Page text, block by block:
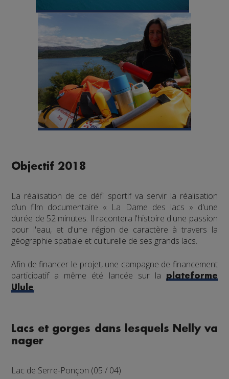
Objectif 2018
La réalisation de ce défi sportif va servir la réalisation
d’un film documentaire « La Dame des lacs » d'une
durée de 52 minutes. Il racontera l'histoire d'une passion
pour l'eau, et d'une région de caractère à travers la
géographie spatiale et culturelle de ses grands lacs.
Afin de financer le projet, une campagne de financement
participatif a même été lancée sur la
plateforme
Ulule.
Lacs et gorges dans lesquels Nelly va
nager
Lac de Serre-Ponçon (05 / 04)